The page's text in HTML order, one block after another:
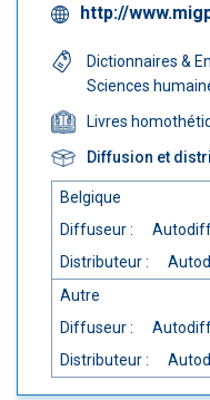
http://
Dictionnaires &
Sciences
Livres
Diffusion et
Belgique
Diffuseur :
Distributeur :
Autre
Diffuseur :
Distributeur :